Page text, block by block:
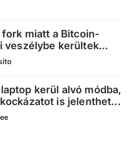
fork miatt a Bitcoin-
veszélybe kerültek...
kerül alvó módba,
is jelenthet...